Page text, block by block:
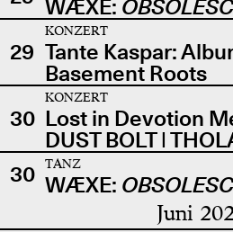
WÆXE:
29
KONZERT
Tante Kaspar:
Basement Roots
30
KONZERT
Lost in Devotion
DUST BOLT |
30
TANZ
WÆXE:
Juni